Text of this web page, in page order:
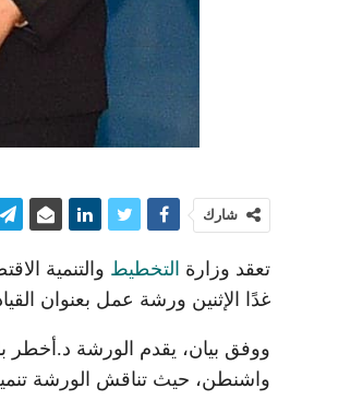
شارك
تعقد وزارة التخطيط والتنمية
غدًا الإثنين ورشة عمل بعنوان
ووفق بيان، يقدم الورشة د.أخطر
واشنطن، حيث تناقش الورشة تنمية